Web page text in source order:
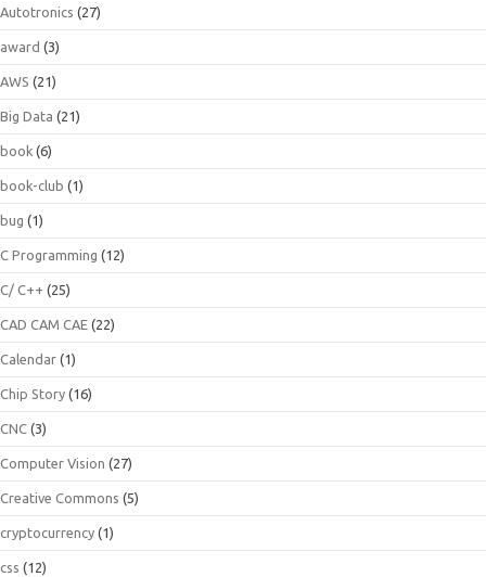
Autotronics (27)
award (3)
AWS (21)
Big Data (21)
book (6)
book-club (1)
bug (1)
C Programming (12)
C/ C++ (25)
CAD CAM CAE (22)
Calendar (1)
Chip Story (16)
CNC (3)
Computer Vision (27)
Creative Commons (5)
cryptocurrency (1)
css (12)